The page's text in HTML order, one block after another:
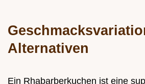
Alternativen
Ein Rhabarberkuchen ist eine